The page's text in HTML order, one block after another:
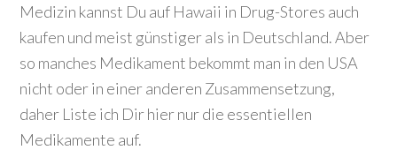
Medizin kannst Du auf Hawaii in Drug-Stores auch
kaufen und meist günstiger als in Deutschland. Aber
so manches Medikament bekommt man in den USA
nicht oder in einer anderen Zusammensetzung,
daher Liste ich Dir hier nur die essentiellen
Medikamente auf.